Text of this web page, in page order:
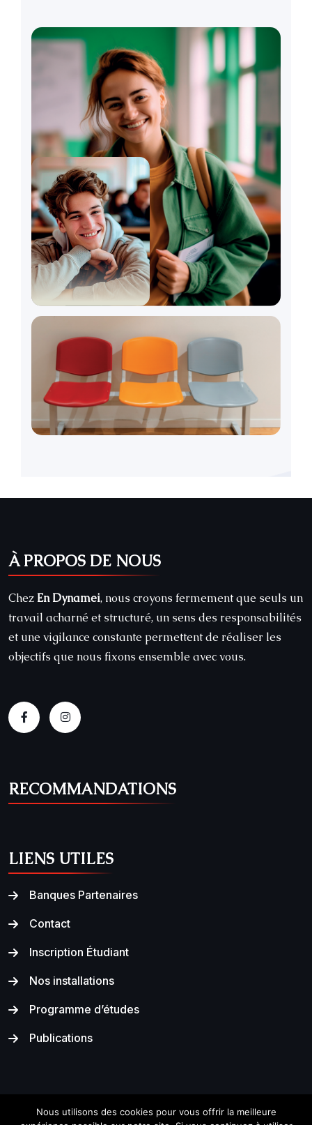
3+
D'EXPÉRIENCE
À PROPOS DE NOUS
Chez En Dynamei, nous croyons fermement que seuls un
travail acharné et structuré, un sens des responsabilités
et une vigilance constante permettent de réaliser les
objectifs que nous fixons ensemble avec vous.
RECOMMANDATIONS
LIENS UTILES
Banques Partenaires
Contact
Inscription Étudiant
Nos installations
Programme d’études
Publications
Copyright © Εν Δυνάμει 2024, All Rights Reserved.
Nous utilisons des cookies pour vous offrir la meilleure